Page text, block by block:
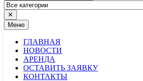
✕
Меню
ГЛАВНАЯ
НОВОСТИ
АРЕНДА
ОСТАВИТЬ ЗАЯВКУ
КОНТАКТЫ